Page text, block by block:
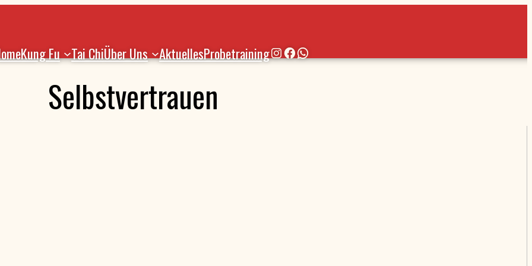
Kung Fu Tai ChiÜber Uns AktuellesProbetrainingInstagram Facebook WhatsApp
Selbstvertrauen